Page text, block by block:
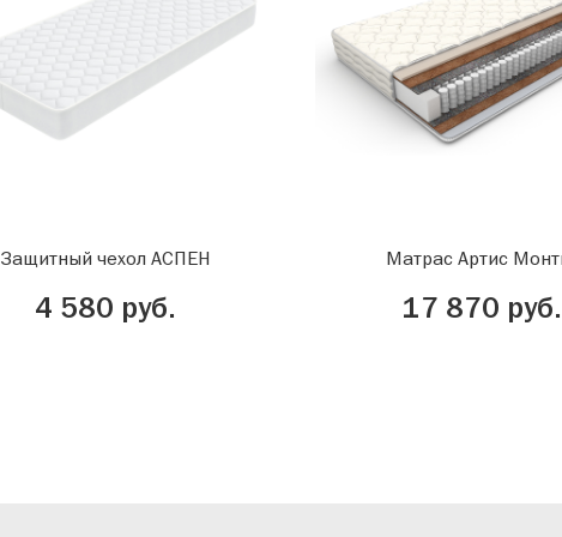
Защитный чехол АСПЕН
4 580 руб.
Матрас Артис
17 870 руб.